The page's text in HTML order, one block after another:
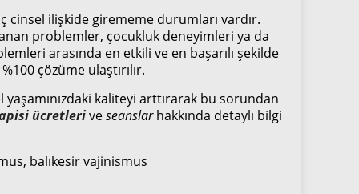
cinsel ilişkide girememe durumları vardır.
problemler, çocukluk deneyimleri ya da
arasında en etkili ve en başarılı şekilde
çözüme ulaştırılır.
kaliteyi arttırarak bu sorundan
ücretleriveseanslarhakkında detaylı bilgi
balıkesir vajinismus